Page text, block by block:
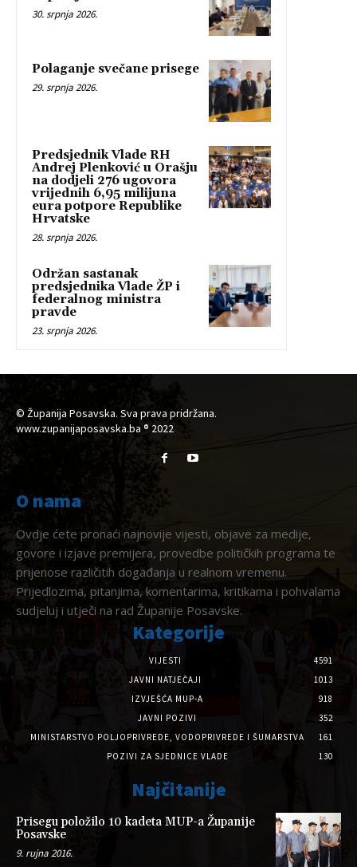
30. srpnja 2026.
Polaganje svečane prisege
29. srpnja 2026.
Predsjednik Vlade RH
Andrej Plenković u Orašju
na dodjeli 276 ugovora
vrijednih 6,95 milijuna
eura potpore Republike
Hrvatske
28. srpnja 2026.
Održan sastanak
predsjednika Vlade ŽP i
federalnog ministra
pravde
23. srpnja 2026.
© Županija Posavska. Sva prava pridržana.
www.zupanijaposavska.ba ® 2022
O nama
Ovdje ćete pronaći najnovije vijesti, objave za medije,
govore i izjave premijera, provedbe političkih programa te
prijenose različitih događanja u realnom vremenu.
Prijedlozima, pitanjima, komentarima, kritikama i pohvalama
sudjeluj i utječi na rad Županije Posavske.
Kategorije
VIJESTI
4591
JAVNI NATJEČAJI
1013
IZVJEŠĆA MUP-A
918
JAVNI POZIVI
352
MINISTARSTVO POLJOPRIVREDE, VODOPRIVREDE I ŠUMARSTVA
161
POZIVI ZA SJEDNICE VLADE
130
Najčitanije
Prisegu položilo 10 kadeta MUP-a Županije
Posavske
9. rujna 2016.